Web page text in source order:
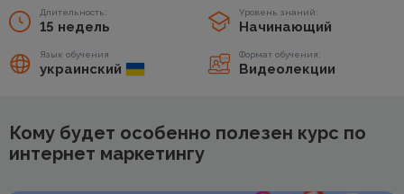
Длительность:
15 недель
Уровень знаний:
Начинающий
Язык обучения
украинский
Формат обучения:
Видеолекции
Кому будет особенно полезен курс по
интернет маркетингу